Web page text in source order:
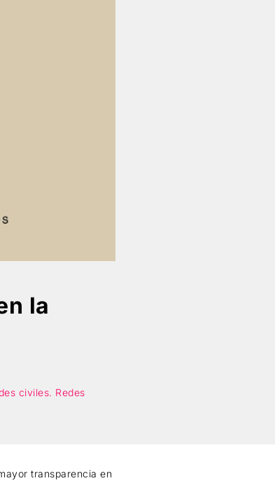
la
civiles. Redes
transparencia en